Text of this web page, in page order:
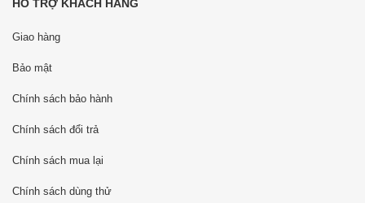
HỖ TRỢ KHÁCH HÀNG
Giao hàng
Bảo mật
Chính sách bảo hành
Chính sách đổi trả
Chính sách mua lại
Chính sách dùng thử